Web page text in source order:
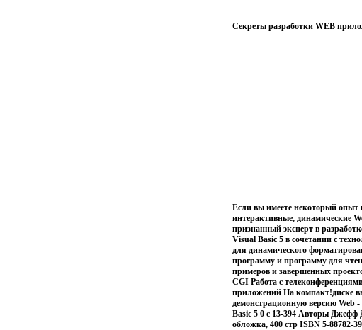
Секреты разработки WEB
Если вы имеете некоторый опыт
интерактивные, динамические
признанный эксперт в
Visual Basic 5 в сочетании с
для динамического
программу и программу для
примеров и завершенных
CGI Работа с
приложений На компакт!диске
демонстрационную версию Web
Basic 5 0 c 13-394 Авторы
обложка, 400 стр ISBN 5-88782-